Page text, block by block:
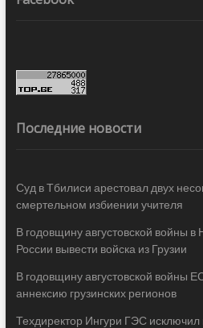
Последние новости
Суд в Тбилиси арестовал двух
смертельном избиении учителя
В годовщину августовской войны
России вывести войска из Грузии
В годовщину августовской войны
аннексию грузинских регионов
Техдиректор Ингури ГЭС исключил